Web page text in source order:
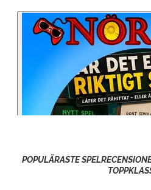
POPULÄRASTE